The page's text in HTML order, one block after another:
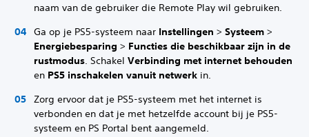
naam van de gebruiker die Remote Play wil gebruiken.
Ga op je PS5-systeem naar Instellingen > Systeem >
Energiebesparing > Functies die beschikbaar zijn in de
rustmodus. Schakel Verbinding met internet behouden
en PS5 inschakelen vanuit netwerk in.
Zorg ervoor dat je PS5-systeem met het internet is
verbonden en dat je met hetzelfde account bij je PS5-
systeem en PS Portal bent aangemeld.